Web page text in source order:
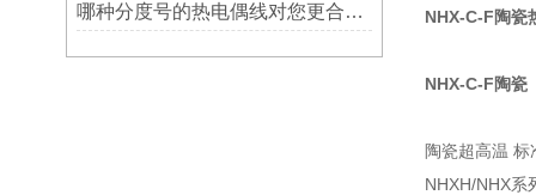
哪种分度号的热电偶线对您更合用?
NHX-C-F陶瓷
NHX-C-F陶瓷
陶瓷超高温
NHXH/NHX系